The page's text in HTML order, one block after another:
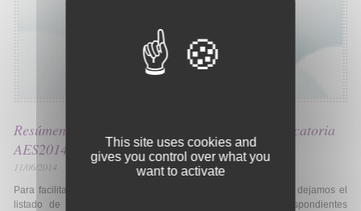
Resúmenes de las diferentes ayudas de la convocatoria
AES2014
11/06/2014
Para facilitar la accesibilidad a la convocatoria AES2014, les dejamos el
listado de todas ayudas de los 2 programas y sus correspondientes
This site uses cookies and
gives you control over what you
want to activate